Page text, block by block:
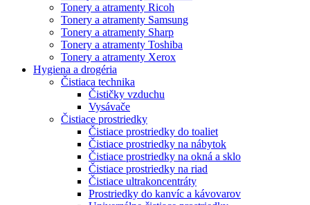
Tonery a atramenty Ricoh
Tonery a atramenty Samsung
Tonery a atramenty Sharp
Tonery a atramenty Toshiba
Tonery a atramenty Xerox
Hygiena a drogéria
Čistiaca technika
Čističky vzduchu
Vysávače
Čistiace prostriedky
Čistiace prostriedky do toaliet
Čistiace prostriedky na nábytok
Čistiace prostriedky na okná a sklo
Čistiace prostriedky na riad
Čistiace ultrakoncentráty
Prostriedky do kanvíc a kávovarov